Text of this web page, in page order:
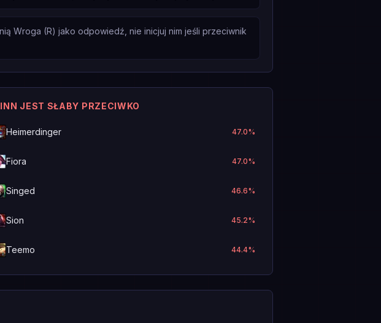
Wroga (R) jako odpowiedź, nie inicjuj nim jeśli przeciwnik
JEST SŁABY PRZECIWKO
Heimerdinger 47.0%
Fiora 47.0%
Singed 46.6%
Sion 45.2%
Teemo 44.4%